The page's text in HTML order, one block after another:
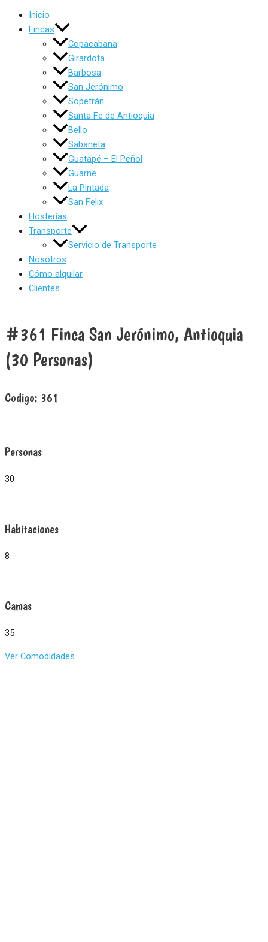
Inicio
Fincas
Copacabana
Girardota
Barbosa
San Jerónimo
Sopetrán
Santa Fe de Antioquia
Bello
Sabaneta
Guatapé – El Peñol
Guarne
La Pintada
San Felix
Hosterías
Transporte
Servicio de Transporte
Nosotros
Cómo alquilar
Clientes
#361 Finca San Jerónimo, Antioquia
(30 Personas)
Codigo: 361
Personas
30
Habitaciones
8
Camas
35
Ver Comodidades